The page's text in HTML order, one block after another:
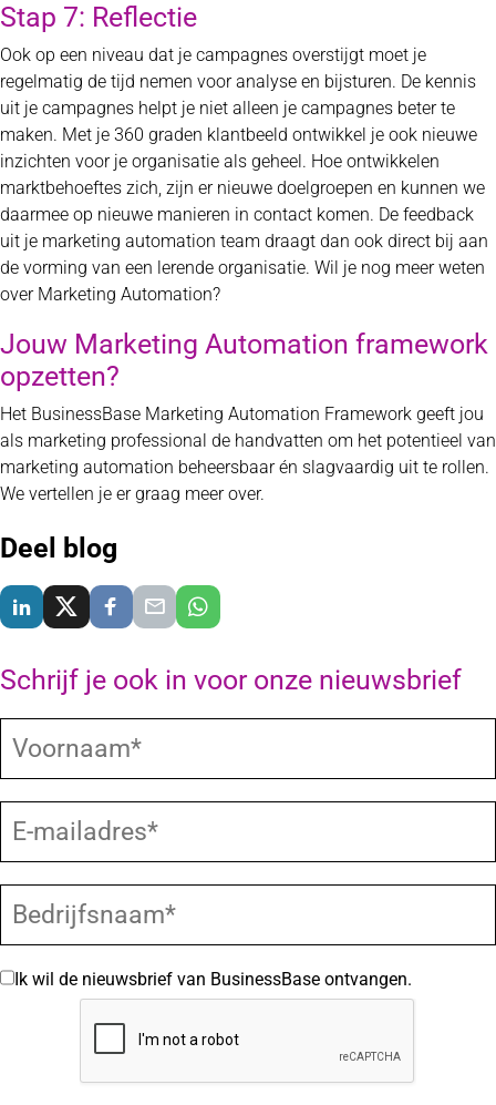
Stap 7: Reflectie
Ook op een niveau dat je campagnes overstijgt moet je
regelmatig de tijd nemen voor analyse en bijsturen. De kennis
uit je campagnes helpt je niet alleen je campagnes beter te
maken. Met je 360 graden klantbeeld ontwikkel je ook nieuwe
inzichten voor je organisatie als geheel. Hoe ontwikkelen
marktbehoeftes zich, zijn er nieuwe doelgroepen en kunnen we
daarmee op nieuwe manieren in contact komen. De feedback
uit je marketing automation team draagt dan ook direct bij aan
de vorming van een lerende organisatie. Wil je nog meer weten
over Marketing Automation?
Jouw Marketing Automation framework
opzetten?
Het BusinessBase Marketing Automation Framework geeft jou
als marketing professional de handvatten om het potentieel van
marketing automation beheersbaar én slagvaardig uit te rollen.
We vertellen je er graag meer over.
Deel blog
Delen via LinkedIn
Delen via XDelen via Facebook
Delen via E-Mail
Delen via WhatsApp
Schrijf je ook in voor onze nieuwsbrief
Ik wil de nieuwsbrief van BusinessBase ontvangen.